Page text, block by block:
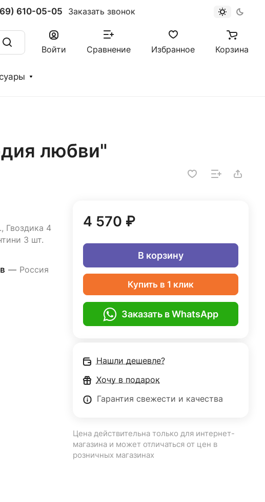
610-05-05 Заказать звонок
Войти Сравнение Избранное Корзина
любви"
Гвоздика 4
3 шт.
— Россия
4 570 ₽
В корзину
Купить в 1 клик
Заказать в WhatsApp
Нашли дешевле?
Хочу в подарок
Гарантия свежести и качества
Цена действительна только для интернет-
магазина и может отличаться от цен в
розничных магазинах